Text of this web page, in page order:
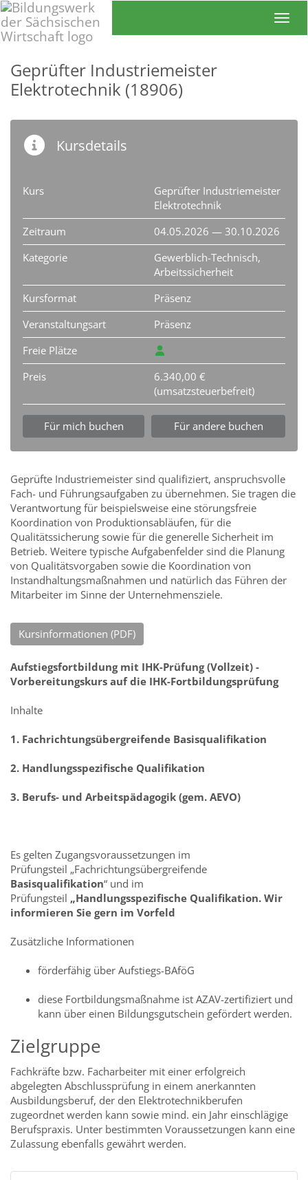
Geprüfter Industriemeister
Elektrotechnik (18906)
Kursdetails
Kurs
Geprüfter Industriemeister
Elektrotechnik
Zeitraum
04.05.2026 — 30.10.2026
Kategorie
Gewerblich-Technisch,
Arbeitssicherheit
Kursformat
Präsenz
Veranstaltungsart
Präsenz
Freie Plätze
Preis
6.340,00 €
(umsatzsteuerbefreit)
Für mich buchen Für andere buchen
Geprüfte Industriemeister sind qualifiziert, anspruchsvolle
Fach- und Führungsaufgaben zu übernehmen. Sie tragen die
Verantwortung für beispielsweise eine störungsfreie
Koordination von Produktionsabläufen, für die
Qualitätssicherung sowie für die generelle Sicherheit im
Betrieb. Weitere typische Aufgabenfelder sind die Planung
von Qualitätsvorgaben sowie die Koordination von
Instandhaltungsmaßnahmen und natürlich das Führen der
Mitarbeiter im Sinne der Unternehmensziele.
Kursinformationen (PDF)
Aufstiegsfortbildung mit IHK-Prüfung (Vollzeit) -
Vorbereitungskurs auf die IHK-Fortbildungsprüfung
Inhalte
1. Fachrichtungsübergreifende Basisqualifikation
2. Handlungsspezifische Qualifikation
3. Berufs- und Arbeitspädagogik (gem. AEVO)
Es gelten Zugangsvoraussetzungen im
Prüfungsteil „Fachrichtungsübergreifende
Basisqualifikation“ und im
Prüfungsteil „Handlungsspezifische Qualifikation. Wir
informieren Sie gern im Vorfeld
Zusätzliche Informationen
förderfähig über Aufstiegs-BAföG
diese Fortbildungsmaßnahme ist AZAV-zertifiziert und
kann über einen Bildungsgutschein gefördert werden.
Zielgruppe
Fachkräfte bzw. Facharbeiter mit einer erfolgreich
abgelegten Abschlussprüfung in einem anerkannten
Ausbildungsberuf, der den Elektrotechnikberufen
zugeordnet werden kann sowie mind. ein Jahr einschlägige
Berufspraxis. Unter bestimmten Voraussetzungen kann eine
Zulassung ebenfalls gewährt werden.